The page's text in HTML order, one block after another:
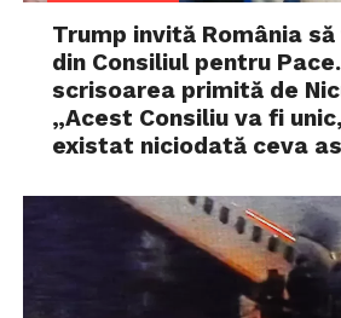
Trump invită România
din Consiliul pentru
scrisoarea primită de
„Acest Consiliu va fi
existat niciodată ceva